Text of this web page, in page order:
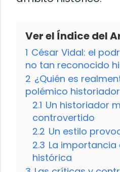
Ver el Índice del
1 César Vidal: el
no tan reconocido
2 ¿Quién es
polémico
2.1 Un historiador
controvertido
2.2 Un estilo
2.3 La
histórica